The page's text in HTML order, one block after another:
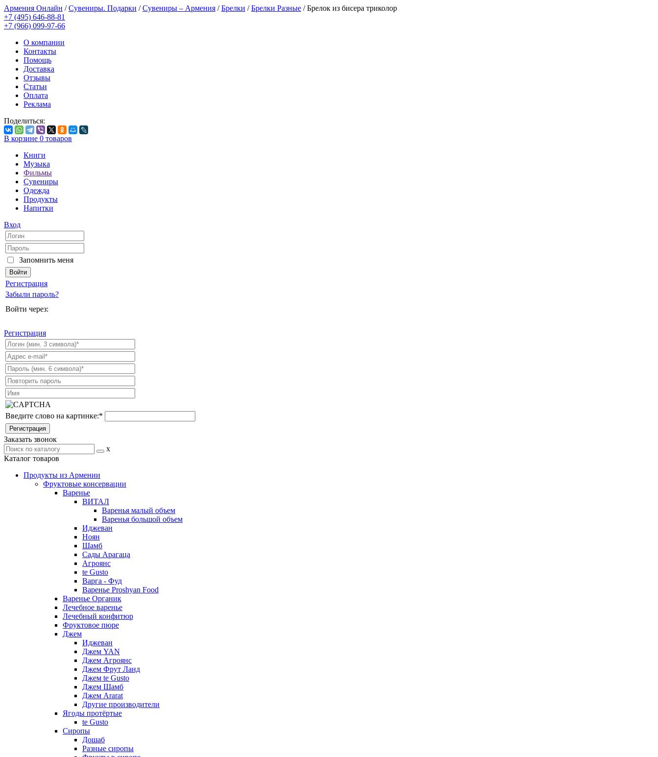
Армения Онлайн /Сувениры. Подарки /Сувениры – Армения /Брелки /Брелки Разные /Брелок из бисера триколор
+7 (495) 646-88-81
+7 (966) 099-97-66
О компании
Контакты
Помощь
Доставка
Отзывы
Статьи
Оплата
Реклама
Поделиться:
В корзине 0 товаров
Книги
Музыка
Фильмы
Сувениры
Одежда
Продукты
Напитки
Вход
Запомнить меня
Регистрация
Забыли пароль?
Войти через:
Регистрация
Введите слово на картинке:*
Заказать звонок
x
Каталог товаров
Продукты из Армении
Фруктовые консервации
Варенье
ВИТАЛ
Варенья малый объем
Варенья большой объем
Иджеван
Ноян
Шамб
Сады Арагаца
Агроянс
te Gusto
Варга - Фуд
Варенье Proshyan Food
Варенье Органик
Лечебное варенье
Лечебный конфитюр
Фруктовое пюре
Джем
Иджеван
Джем YAN
Джем Агроянс
Джем Фрут Ланд
Джем te Gusto
Джем Шамб
Джем Ararat
Другие производители
Ягоды протёртые
te Gusto
Сиропы
Дошаб
Разные сиропы